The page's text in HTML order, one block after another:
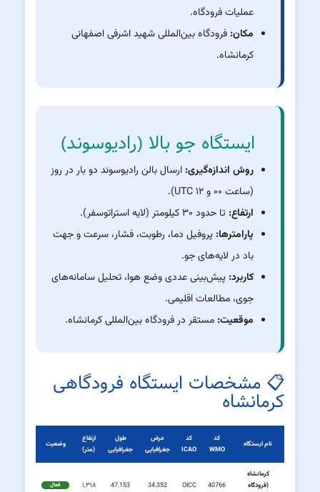
عملیات فرودگاه.
مکان: فرودگاه بین‌المللی شهید اشرفی اصفهانی
کرمانشاه.
ایستگاه جو بالا (رادیوسوند)
روش اندازه‌گیری: ارسال بالن رادیوسوند دو بار در روز
(ساعت ۰۰ و ۱۲ UTC).
ارتفاع: تا حدود ۳۰ کیلومتر (لایه استراتوسفر).
پارامترها: پروفیل دما، رطوبت، فشار، سرعت و جهت
باد در لایه‌های جو.
کاربرد: پیش‌بینی عددی وضع هوا، تحلیل سامانه‌های
جوی، مطالعات اقلیمی.
موقعیت: مستقر در فرودگاه بین‌المللی کرمانشاه.
📋 مشخصات ایستگاه فرودگاهی
کرمانشاه
نام ایستگاه
کد
WMO
کد
ICAO
عرض
جغرافیایی
طول
جغرافیایی
ارتفاع
(متر)
وضعیت
کرمانشاه
(فرودگاه
40766
OICC
34.352
47.153 ۱,۳۱۸ فعال